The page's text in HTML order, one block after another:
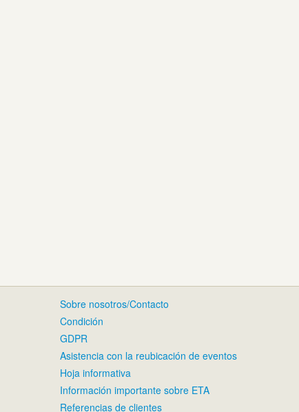
Sobre nosotros/Contacto
Condición
GDPR
Asistencia con la reubicación de eventos
Hoja informativa
Información importante sobre ETA
Referencias de clientes